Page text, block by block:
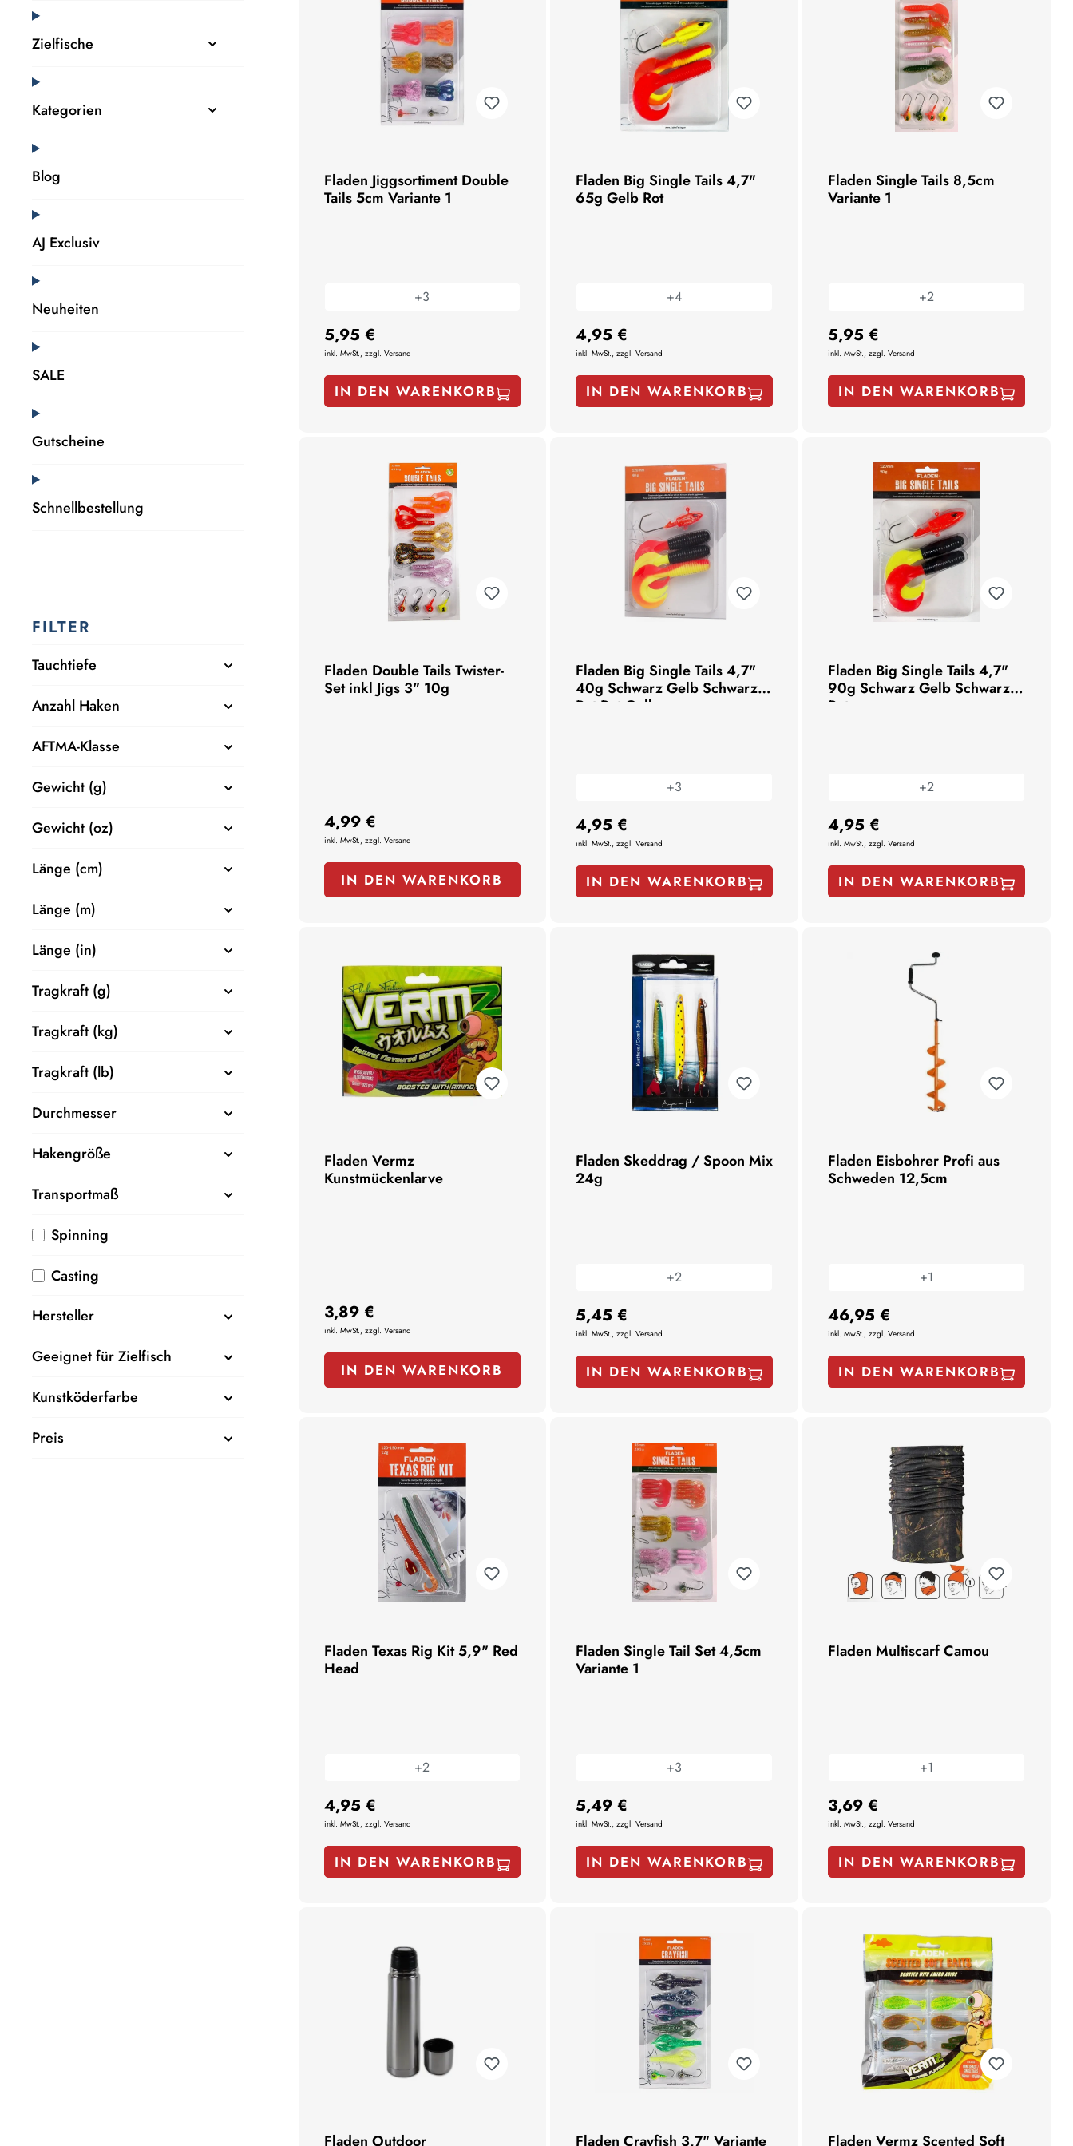
Zielfische
Kategorien
Blog
AJ Exclusiv
Neuheiten
SALE
Gutscheine
Schnellbestellung
FILTER
Tauchtiefe
Anzahl Haken
AFTMA-Klasse
Gewicht (g)
Gewicht (oz)
Länge (cm)
Länge (m)
Länge (in)
Tragkraft (g)
Tragkraft (kg)
Tragkraft (lb)
Durchmesser
Hakengröße
Transportmaß
Spinning
Casting
Hersteller
Geeignet für Zielfisch
Kunstköderfarbe
Preis
Fladen Jiggsortiment Double
Tails 5cm Variante 1
+3
5,95 €
inkl. MwSt., zzgl. Versand
IN DEN WARENKORB
Fladen Big Single Tails 4,7"
65g Gelb Rot
+4
4,95 €
inkl. MwSt., zzgl. Versand
IN DEN WARENKORB
Fladen Single Tails 8,5cm
Variante 1
+2
5,95 €
inkl. MwSt., zzgl. Versand
IN DEN WARENKORB
Fladen Double Tails Twister-
Set inkl Jigs 3" 10g
4,99 €
inkl. MwSt., zzgl. Versand
IN DEN WARENKORB
Fladen Big Single Tails 4,7"
40g Schwarz Gelb Schwarz
Rot Rot Gelb
+3
4,95 €
inkl. MwSt., zzgl. Versand
IN DEN WARENKORB
Fladen Big Single Tails 4,7"
90g Schwarz Gelb Schwarz
Rot
+2
4,95 €
inkl. MwSt., zzgl. Versand
IN DEN WARENKORB
Fladen Vermz
Kunstmückenlarve
3,89 €
inkl. MwSt., zzgl. Versand
IN DEN WARENKORB
Fladen Skeddrag / Spoon Mix
24g
+2
5,45 €
inkl. MwSt., zzgl. Versand
IN DEN WARENKORB
Fladen Eisbohrer Profi aus
Schweden 12,5cm
+1
46,95 €
inkl. MwSt., zzgl. Versand
IN DEN WARENKORB
Fladen Texas Rig Kit 5,9" Red
Head
+2
4,95 €
inkl. MwSt., zzgl. Versand
IN DEN WARENKORB
Fladen Single Tail Set 4,5cm
Variante 1
+3
5,49 €
inkl. MwSt., zzgl. Versand
IN DEN WARENKORB
Fladen Multiscarf Camou
+1
3,69 €
inkl. MwSt., zzgl. Versand
IN DEN WARENKORB
Fladen Outdoor Fladen Crayfish 3,7" Variante Fladen Vermz Scented Soft